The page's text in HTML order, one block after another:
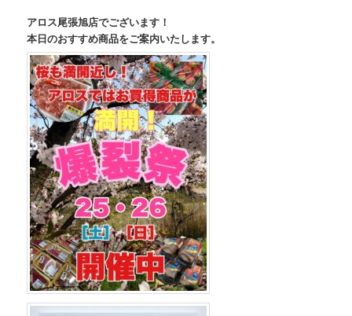
アロス尾張旭店でございます！
本日のおすすめ商品をご案内いたします。